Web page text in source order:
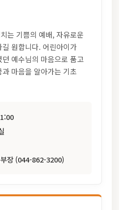
는 기쁨의 예배, 자유로운
원합니다. 어린아이가
예수님의 마음으로 품고
마음을 알아가는 기초
장 (044-862-3200)